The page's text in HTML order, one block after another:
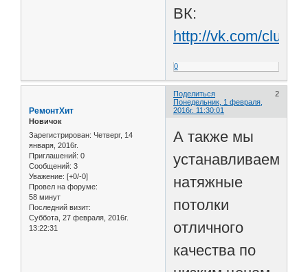
ВК:
http://vk.com/
0
Поделиться
2
Понедельник, 1 февраля,
2016г. 11:30:01
РемонтХит
Новичок
Зарегистрирован: Четверг, 14
января, 2016г.
Приглашений: 0
Сообщений: 3
Уважение: [+0/-0]
Провел на форуме:
58 минут
Последний визит:
Суббота, 27 февраля, 2016г.
13:22:31
А также мы
устанавливаем
натяжные
потолки
отличного
качества по